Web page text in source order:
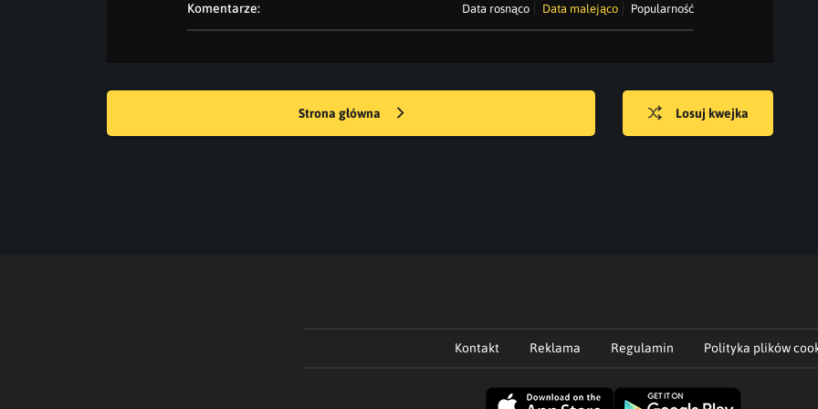
Komentarze: Data rosnąco Data malejąco Popularność
Strona główna Losuj kwejka
Kontakt Reklama Regulamin Polityka plików